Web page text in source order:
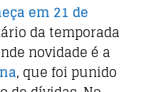
em 21 de
da temporada
novidade é a
, que foi punido